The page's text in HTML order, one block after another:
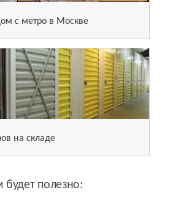
с метро в Москве
на складе
будет полезно: